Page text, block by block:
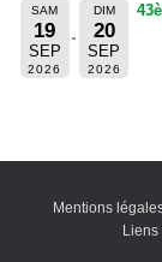
SAM
19
SEP
2026
DIM
20
SEP
2026
Mentions
Liens